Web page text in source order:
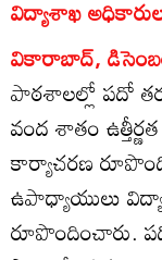
విద్యాశాఖ
వికారాబాద్‌,
పాఠశాలల్లో పదో
వంద శాతం
కార్యాచరణ
ఉపాధ్యాయులు
రూపొందించారు.